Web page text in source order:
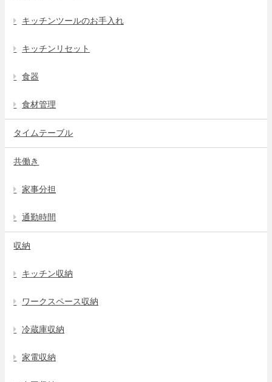
キッチンツールのお手入れ
キッチンリセット
食器
食材管理
タイムテーブル
共働き
家事分担
通勤時間
収納
キッチン収納
ワークスペース収納
冷蔵庫収納
家電収納